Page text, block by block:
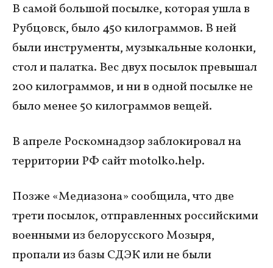
В самой большой посылке, которая ушла в
Рубцовск, было 450 килограммов. В ней
были инструменты, музыкальные колонки,
стол и палатка. Вес двух посылок превышал
200 килограммов, и ни в одной посылке не
было менее 50 килограммов вещей.
В апреле Роскомнадзор заблокировал на
территории РФ сайт motolko.help.
Позже «Медиазона» сообщила, что две
трети посылок, отправленных российскими
военными из белорусского Мозыря,
пропали из базы СДЭК или не были